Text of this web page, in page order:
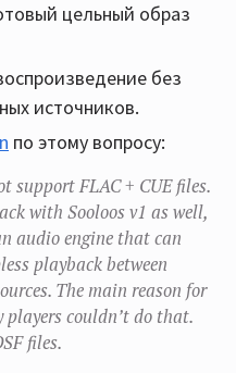
цельный образ
без
источников.
по этому вопросу:
support FLAC + CUE files.
with Sooloos v1 as well,
audio engine that can
playback between
The main reason for
players couldn’t do that.
files.